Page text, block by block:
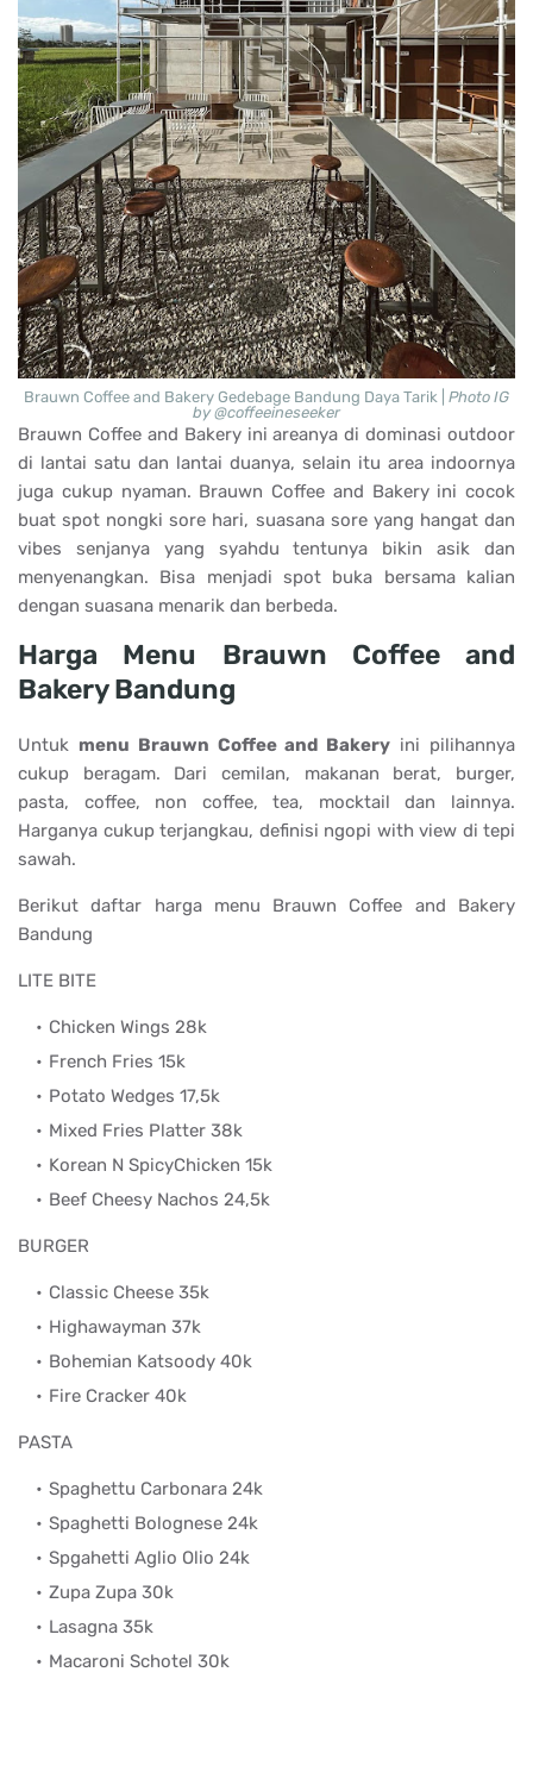
Brauwn Coffee and Bakery Gedebage Bandung Daya Tarik | Photo IG
by @coffeeineseeker
Brauwn Coffee and Bakery ini areanya di dominasi outdoor
di lantai satu dan lantai duanya, selain itu area indoornya
juga cukup nyaman. Brauwn Coffee and Bakery ini cocok
buat spot nongki sore hari, suasana sore yang hangat dan
vibes senjanya yang syahdu tentunya bikin asik dan
menyenangkan. Bisa menjadi spot buka bersama kalian
dengan suasana menarik dan berbeda.
Harga Menu Brauwn Coffee and
Bakery Bandung
Untuk menu Brauwn Coffee and Bakery ini pilihannya
cukup beragam. Dari cemilan, makanan berat, burger,
pasta, coffee, non coffee, tea, mocktail dan lainnya.
Harganya cukup terjangkau, definisi ngopi with view di tepi
sawah.
Berikut daftar harga menu Brauwn Coffee and Bakery
Bandung
LITE BITE
Chicken Wings 28k
French Fries 15k
Potato Wedges 17,5k
Mixed Fries Platter 38k
Korean N SpicyChicken 15k
Beef Cheesy Nachos 24,5k
BURGER
Classic Cheese 35k
Highawayman 37k
Bohemian Katsoody 40k
Fire Cracker 40k
PASTA
Spaghettu Carbonara 24k
Spaghetti Bolognese 24k
Spgahetti Aglio Olio 24k
Zupa Zupa 30k
Lasagna 35k
Macaroni Schotel 30k